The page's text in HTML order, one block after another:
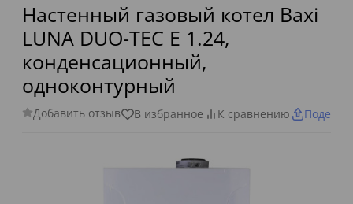
Настенный газовый котел Baxi
LUNA DUO-TEC E 1.24,
конденсационный,
одноконтурный
Добавить отзыв В избранное К сравнению